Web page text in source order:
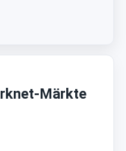
Märkte